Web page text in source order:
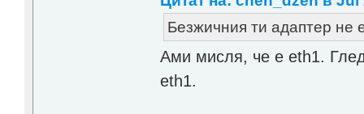
Безжичния ти адаптер
Ами мисля, че е eth1.
eth1.